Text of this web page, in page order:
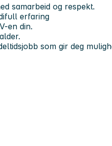
samarbeid og respekt.
erfaring
en din.
som gir deg